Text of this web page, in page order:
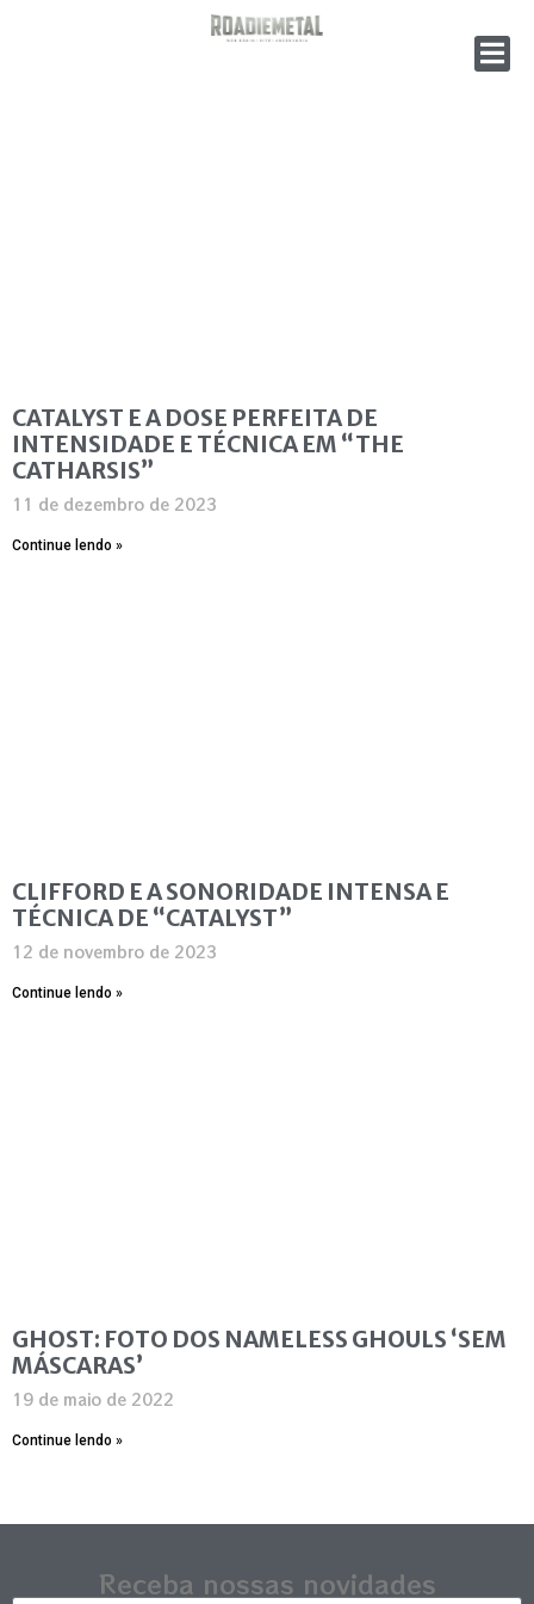
CATALYST E A DOSE PERFEITA DE
INTENSIDADE E TÉCNICA EM “THE
CATHARSIS”
11 de dezembro de 2023
Continue lendo »
CLIFFORD E A SONORIDADE INTENSA E
TÉCNICA DE “CATALYST”
12 de novembro de 2023
Continue lendo »
GHOST: FOTO DOS NAMELESS GHOULS ‘SEM
MÁSCARAS’
19 de maio de 2022
Continue lendo »
Receba nossas novidades